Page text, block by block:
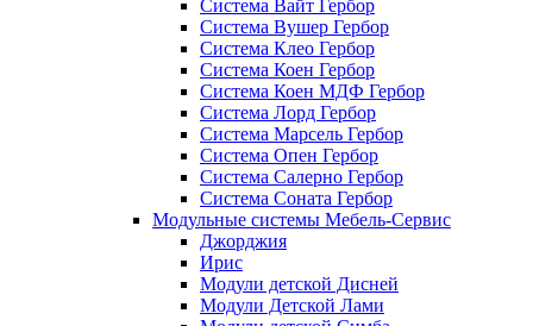
Система Вайт Гербор
Система Вушер Гербор
Система Клео Гербор
Система Коен Гербор
Система Коен МДФ Гербор
Система Лорд Гербор
Система Марсель Гербор
Система Опен Гербор
Система Салерно Гербор
Система Соната Гербор
Модульные системы Мебель-Сервис
Джорджия
Ирис
Модули детской Дисней
Модули Детской Лами